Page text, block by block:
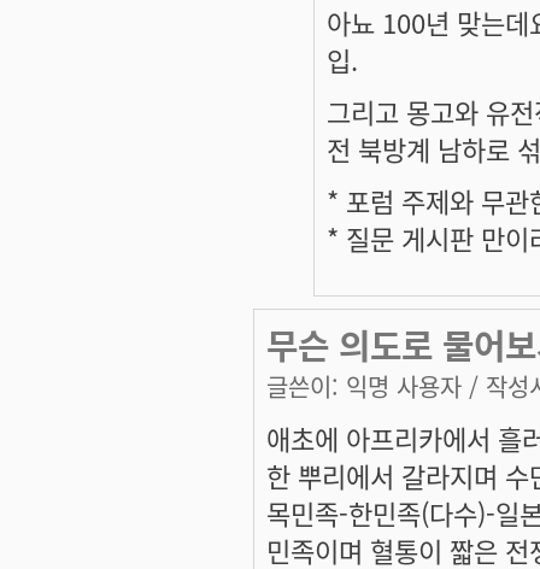
아뇨 100년 맞는
입.
그리고 몽고와 유
전 북방계 남하로
* 포럼 주제와 무관
* 질문 게시판 만이
무슨 의도로 물어
글쓴이: 익명 사용자 / 작성
애초에 아프리카에서 흘
한 뿌리에서 갈라지며
목민족-한민족(다수)-일
민족이며 혈통이 짧은